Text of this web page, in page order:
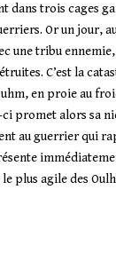
dans trois cages
Or un jour,
une tribu
C’est la
en proie au
promet alors sa
au guerrier qui
plus agile des